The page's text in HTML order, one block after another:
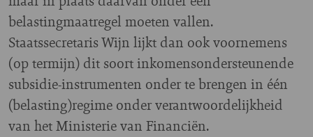
belastingmaatregel moeten vallen.
Staatssecretaris Wijn lijkt dan ook voornemens
(op termijn) dit soort inkomensondersteunende
subsidie-instrumenten onder te brengen in één
(belasting)regime onder verantwoordelijkheid
van het Ministerie van Financiën.